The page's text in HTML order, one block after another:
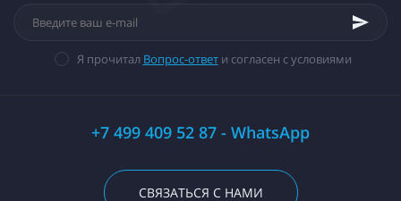
Я прочитал Вопрос-ответи согласен с условиями
+7 499 409 52 87 - WhatsApp
СВЯЗАТЬСЯ С НАМИ